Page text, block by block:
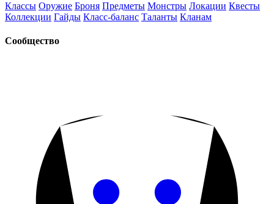
Классы Оружие Броня Предметы Монстры Локации Квесты
Коллекции Гайды Класс-баланс Таланты Кланам
Сообщество